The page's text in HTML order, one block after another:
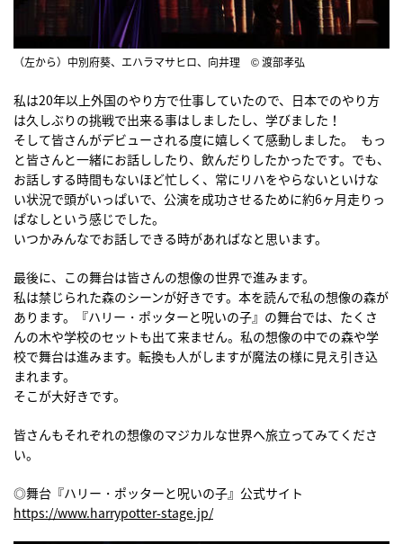
（左から）中別府葵、エハラマサヒロ、向井理 © 渡部孝弘
私は20年以上外国のやり方で仕事していたので、日本でのやり方
は久しぶりの挑戦で出来る事はしましたし、学びました！
そして皆さんがデビューされる度に嬉しくて感動しました。 もっ
と皆さんと一緒にお話ししたり、飲んだりしたかったです。でも、
お話しする時間もないほど忙しく、常にリハをやらないといけな
い状況で頭がいっぱいで、公演を成功させるために約6ヶ月走りっ
ぱなしという感じでした。
いつかみんなでお話しできる時があればなと思います。
最後に、この舞台は皆さんの想像の世界で進みます。
私は禁じられた森のシーンが好きです。本を読んで私の想像の森が
あります。『ハリー・ポッターと呪いの子』の舞台では、たくさ
んの木や学校のセットも出て来ません。私の想像の中での森や学
校で舞台は進みます。転換も人がしますが魔法の様に見え引き込
まれます。
そこが大好きです。
皆さんもそれぞれの想像のマジカルな世界へ旅立ってみてくださ
い。
◎舞台『ハリー・ポッターと呪いの子』公式サイト
https://www.harrypotter-stage.jp/